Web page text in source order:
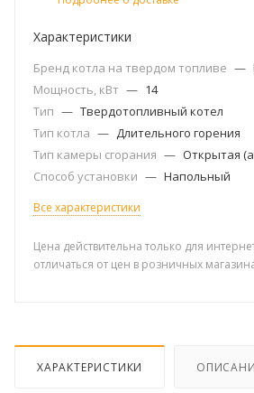
Характеристики
Бренд котла на твердом топливе —
Мощность, кВт — 14
Тип — Твердотопливный котел
Тип котла — Длительного горения
Тип камеры сгорания — Открытая
Способ установки — Напольный
Все характеристики
Цена действительна только для
отличаться от цен в розничных
ХАРАКТЕРИСТИКИ